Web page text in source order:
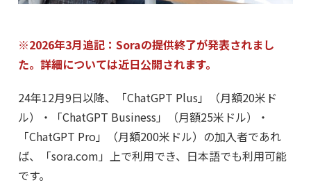
※2026年3月追記：Soraの提供終了が発表されまし
た。詳細については近日公開されます。
24年12月9日以降、「ChatGPT Plus」（月額20米ド
ル）・「ChatGPT Business」（月額25米ドル）・
「ChatGPT Pro」（月額200米ドル）の加入者であれ
ば、「sora.com」上で利用でき、日本語でも利用可能
です。